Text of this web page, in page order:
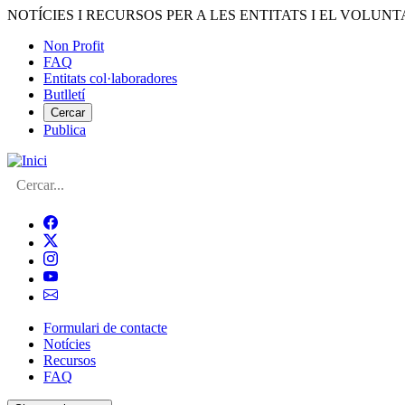
Vés
contingut
NOTÍCIES I RECURSOS PER A LES ENTITATS I EL
Menú
del
compte
d'usuari
Non Profit
FAQ
Entitats col·laboradores
Butlletí
Cercar
Publica
Cerca
Navegació
principal
de
Formulari de contacte
Notícies
Recursos
FAQ